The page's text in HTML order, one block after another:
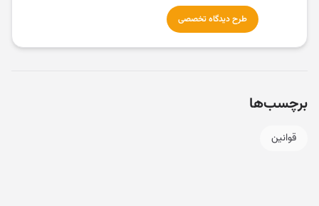
طرح دیدگاه تخصصی
برچسب‌ها
قوانین